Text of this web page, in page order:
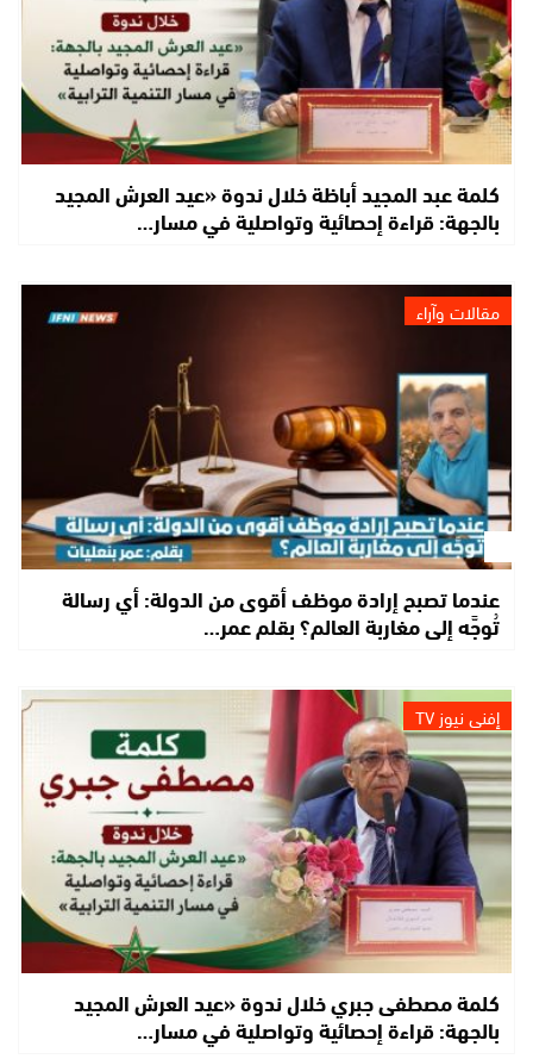
كلمة عبد المجيد أباظة خلال ندوة «عيد العرش المجيد
بالجهة: قراءة إحصائية وتواصلية في مسار…
مقالات وآراء
عندما تصبح إرادة موظف أقوى من الدولة: أي رسالة
تُوجَّه إلى مغاربة العالم؟ بقلم عمر…
إفني نيوز TV
كلمة مصطفى جبري خلال ندوة «عيد العرش المجيد
بالجهة: قراءة إحصائية وتواصلية في مسار…